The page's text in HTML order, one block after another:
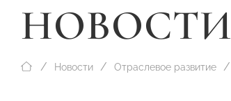
НОВОСТИ
Новости Отраслевое развитие